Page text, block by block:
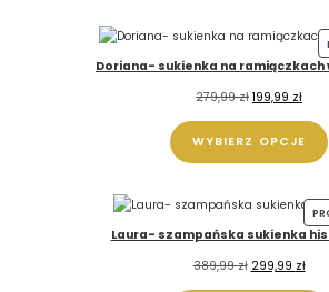
Doriana- sukienka na ramiączkach
279,99zł 199,99 zł
WYBIERZ OPCJE
Laura- szampańska sukienka
389,99zł 299,99 zł